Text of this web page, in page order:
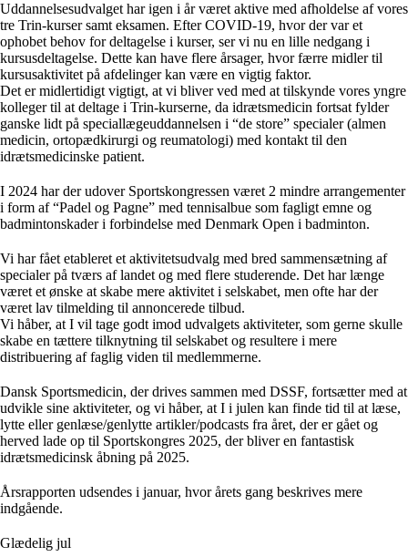
Uddannelsesudvalget har igen i år været aktive med afholdelse af vores
tre Trin-kurser samt eksamen. Efter COVID-19, hvor der var et
ophobet behov for deltagelse i kurser, ser vi nu en lille nedgang i
kursusdeltagelse. Dette kan have flere årsager, hvor færre midler til
kursusaktivitet på afdelinger kan være en vigtig faktor.
Det er midlertidigt vigtigt, at vi bliver ved med at tilskynde vores yngre
kolleger til at deltage i Trin-kurserne, da idrætsmedicin fortsat fylder
ganske lidt på speciallægeuddannelsen i “de store” specialer (almen
medicin, ortopædkirurgi og reumatologi) med kontakt til den
idrætsmedicinske patient.
I 2024 har der udover Sportskongressen været 2 mindre arrangementer
i form af “Padel og Pagne” med tennisalbue som fagligt emne og
badmintonskader i forbindelse med Denmark Open i badminton.
Vi har fået etableret et aktivitetsudvalg med bred sammensætning af
specialer på tværs af landet og med flere studerende. Det har længe
været et ønske at skabe mere aktivitet i selskabet, men ofte har der
været lav tilmelding til annoncerede tilbud.
Vi håber, at I vil tage godt imod udvalgets aktiviteter, som gerne skulle
skabe en tættere tilknytning til selskabet og resultere i mere
distribuering af faglig viden til medlemmerne.
Dansk Sportsmedicin, der drives sammen med DSSF, fortsætter med at
udvikle sine aktiviteter, og vi håber, at I i julen kan finde tid til at læse,
lytte eller genlæse/genlytte artikler/podcasts fra året, der er gået og
herved lade op til Sportskongres 2025, der bliver en fantastisk
idrætsmedicinsk åbning på 2025.
Årsrapporten udsendes i januar, hvor årets gang beskrives mere
indgående.
Glædelig jul